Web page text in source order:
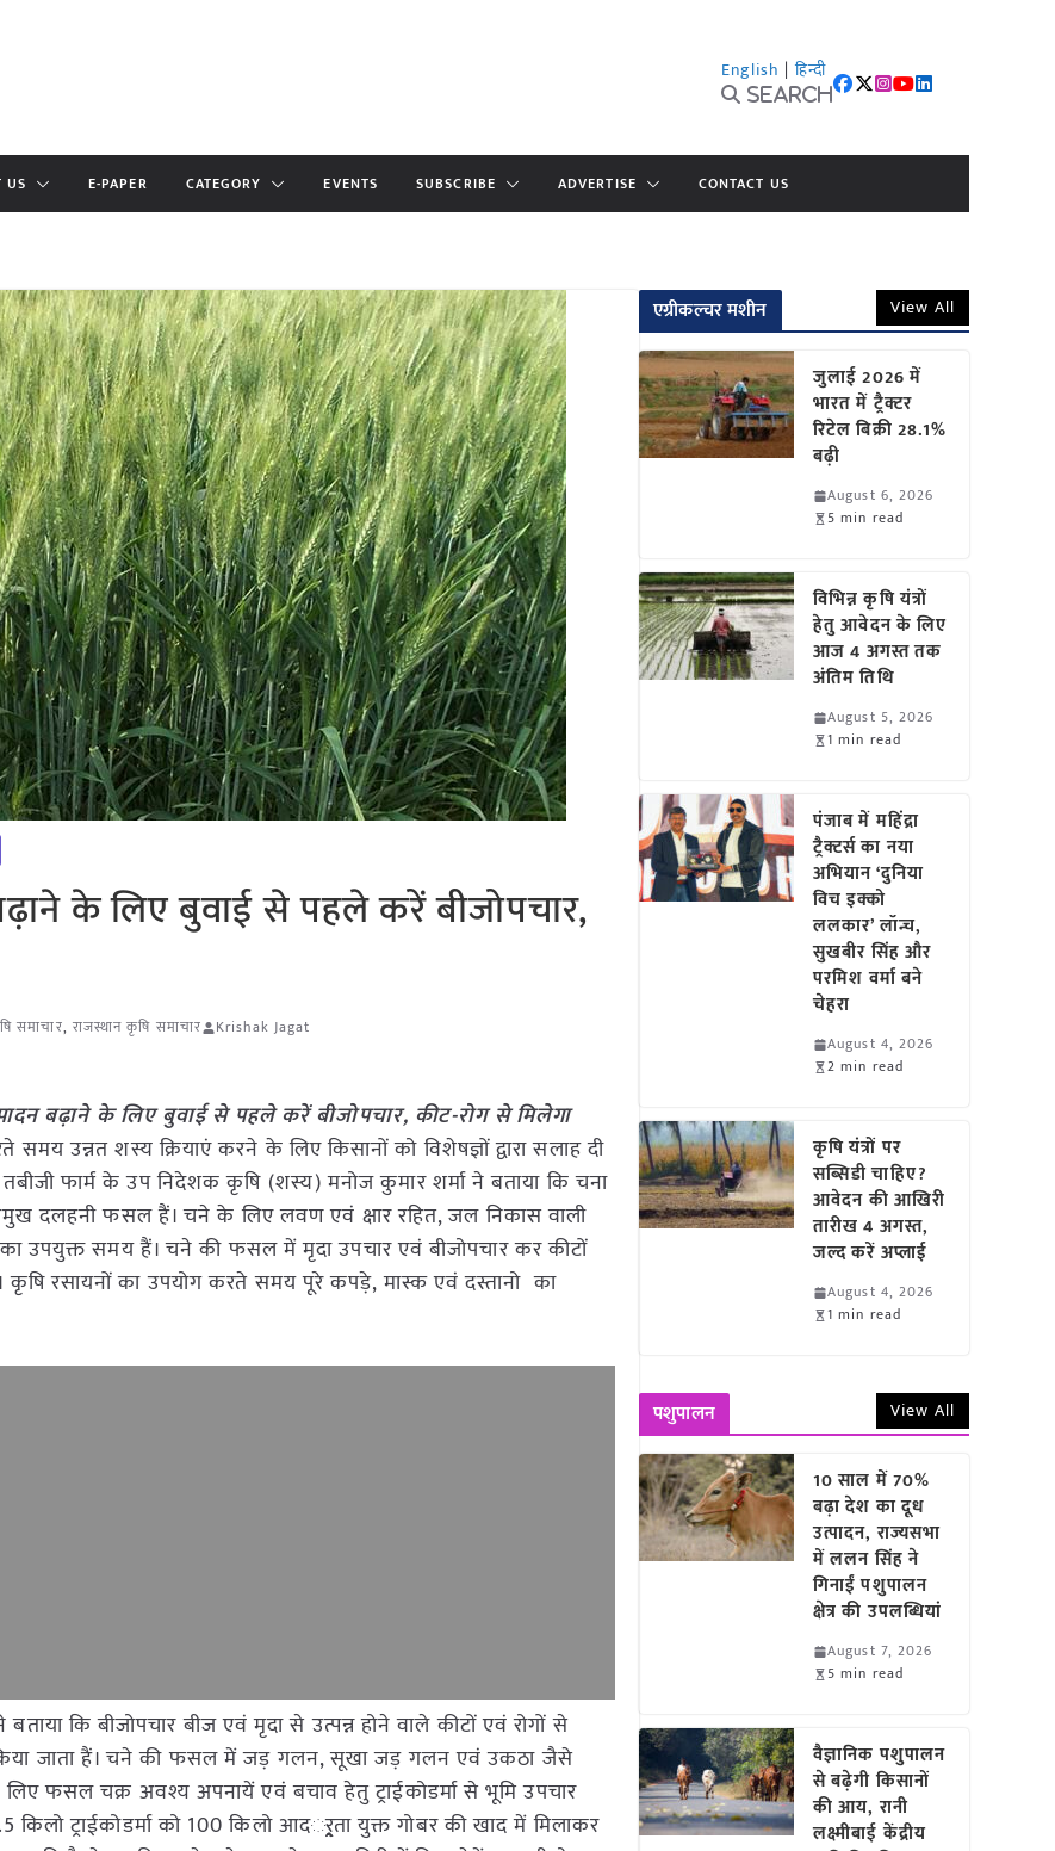
English | हिन्दी
Search
US E-PAPER CATEGORY EVENTS SUBSCRIBE ADVERTISE CONTACT US
के लिए बुवाई से पहले करें बीजोपचार,
समाचार, राजस्थान कृषि समाचार Krishak Jagat
बढ़ाने के लिए बुवाई से पहले करें बीजोपचार, कीट-रोग से मिलेगा
उन्नत शस्य क्रियाएं करने के लिए किसानों को विशेषज्ञों द्वारा सलाह दी
फार्म के उप निदेशक कृषि (शस्य) मनोज कुमार शर्मा ने बताया कि चना
दलहनी फसल हैं। चने के लिए लवण एवं क्षार रहित, जल निकास वाली
उपयुक्त समय हैं। चने की फसल में मृदा उपचार एवं बीजोपचार कर कीटों
कृषि रसायनों का उपयोग करते समय पूरे कपड़े, मास्क एवं दस्तानो का
कि बीजोपचार बीज एवं मृदा से उत्पन्न होने वाले कीटों एवं रोगों से
जाता हैं। चने की फसल में जड़ गलन, सूखा जड़ गलन एवं उकठा जैसे
लिए फसल चक्र अवश्य अपनायें एवं बचाव हेतु ट्राईकोडर्मा से भूमि उपचार
ट्राईकोडर्मा को 100 किलो आदर््र्रता युक्त गोबर की खाद में मिलाकर
एग्रीकल्चर मशीन View All
जुलाई 2026 में
भारत में ट्रैक्टर
रिटेल बिक्री 28.1%
बढ़ी
August 6, 2026
5 min read
विभिन्न कृषि यंत्रों
हेतु आवेदन के लिए
आज 4 अगस्त तक
अंतिम तिथि
August 5, 2026
1 min read
पंजाब में महिंद्रा
ट्रैक्टर्स का नया
अभियान ‘दुनिया
विच इक्को
ललकार’ लॉन्च,
सुखबीर सिंह और
परमिश वर्मा बने
चेहरा
August 4, 2026
2 min read
कृषि यंत्रों पर
सब्सिडी चाहिए?
आवेदन की आखिरी
तारीख 4 अगस्त,
जल्द करें अप्लाई
August 4, 2026
1 min read
पशुपालन View All
10 साल में 70%
बढ़ा देश का दूध
उत्पादन, राज्यसभा
में ललन सिंह ने
गिनाईं पशुपालन
क्षेत्र की उपलब्धियां
August 7, 2026
5 min read
वैज्ञानिक पशुपालन
से बढ़ेगी किसानों
की आय, रानी
लक्ष्मीबाई केंद्रीय